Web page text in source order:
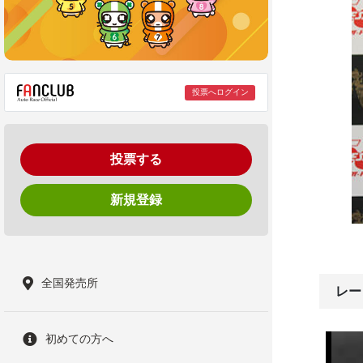
投票へログイン
投票する
新規登録
全国発売所
初めての方へ
レ